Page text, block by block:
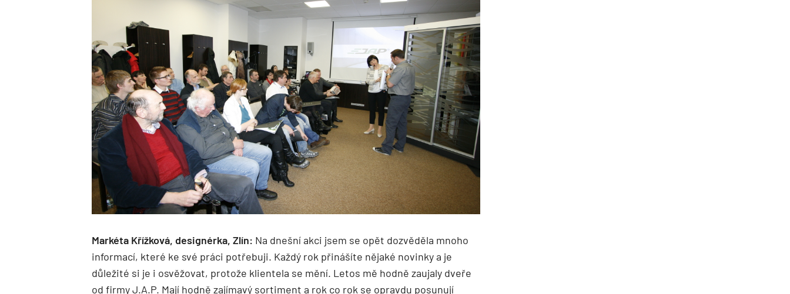
Markéta Křížková, designérka, Zlín: Na dnešní akci jsem se opět dozvěděla mnoho
informací, které ke své práci potřebuji. Každý rok přinášíte nějaké novinky a je
důležité si je i osvěžovat, protože klientela se mění. Letos mě hodně zaujaly dveře
od firmy J.A.P. Mají hodně zajímavý sortiment a rok co rok se opravdu posunují